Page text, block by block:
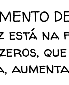
está na